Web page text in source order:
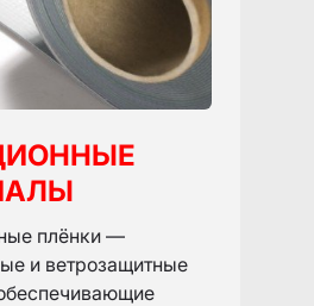
плёнки —
и ветрозащитные